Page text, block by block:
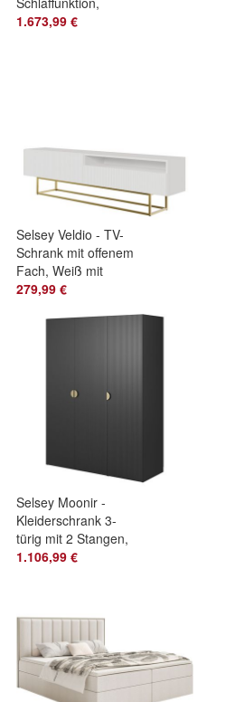
Chenille, rechts,
1.673,99 €
Selsey Veldio - TV-
Schrank mit offenem
Fach, Weiß mit
goldenem
279,99 €
Selsey Moonir -
Kleiderschrank 3-
türig mit 2 Stangen,
150 cm, schwarz
1.106,99 €